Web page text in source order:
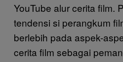
YouTube alur cerita film.
tendensi si perangkum
berlebih pada aspek-
cerita film sebagai